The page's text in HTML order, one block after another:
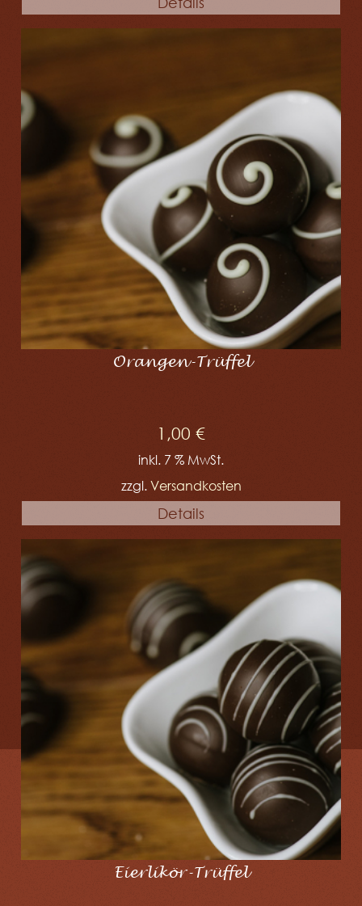
Orangen-Trüffel
1,00 €
inkl. 7 % MwSt.
zzgl.Versandkosten
Details
Eierlikör-Trüffel